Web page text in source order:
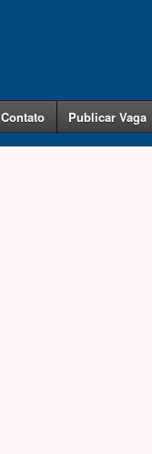
Contato Publicar Vaga